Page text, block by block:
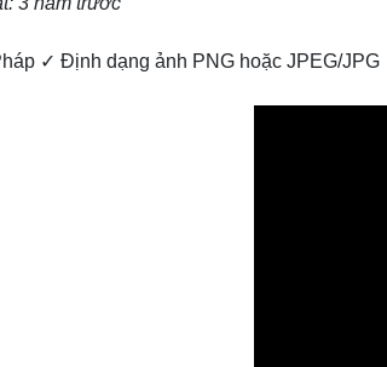
✓ Định dạng ảnh PNG hoặc JPEG/